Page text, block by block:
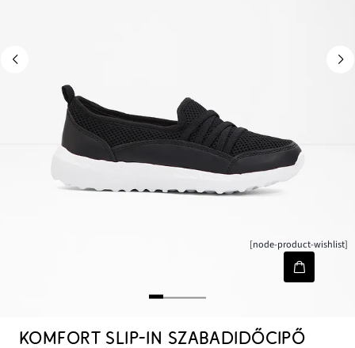
[node-product-wishlist]
KOMFORT SLIP-IN SZABADIDŐCIPŐ